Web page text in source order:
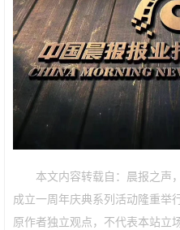
本文内容转载自：晨报之声
成立一周年庆典系列活动隆重举
原作者独立观点，不代表本站立